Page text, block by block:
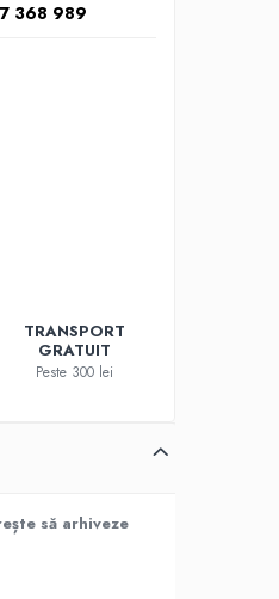
368 989
TRANSPORT
GRATUIT
Peste 300 lei
să arhiveze